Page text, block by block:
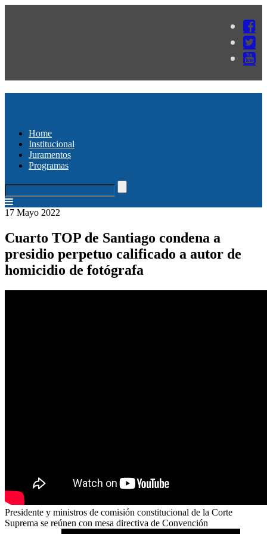
Home
Institucional
Juramentos
Programas
17 Mayo 2022
Cuarto TOP de Santiago condena a
presidio perpetuo calificado a autor de
homicidio de fotógrafa
Presidente y ministros de comisión constitucional de la Corte
Suprema se reúnen con mesa directiva de Convención